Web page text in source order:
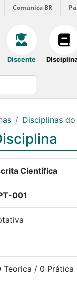
Comunica BR
Discente
Disciplinas
Científica
001
Teorica / 0 Prática